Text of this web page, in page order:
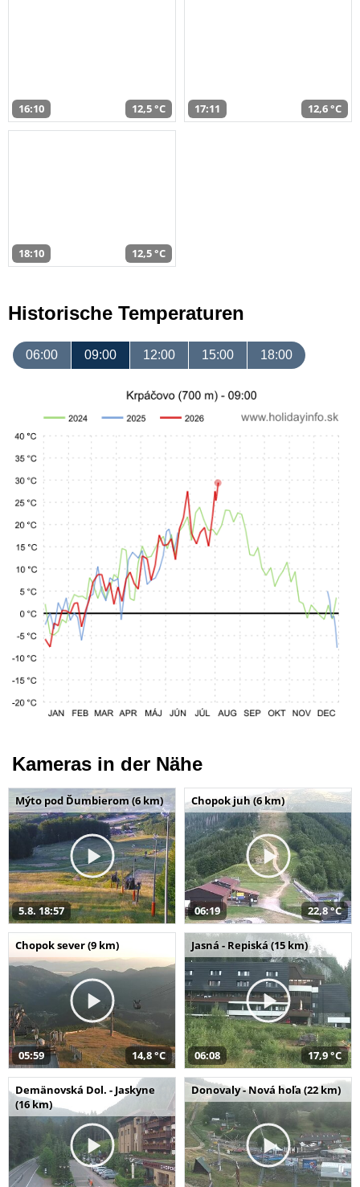
16:10 12,5 °C 17:11 12,6 °C
18:10 12,5 °C
Historische Temperaturen
06:00 09:00 12:00 15:00 18:00
Kameras in der Nähe
Mýto pod Ďumbierom (6 km)
5.8. 18:57
Chopok juh (6 km)
06:19 22,8 °C
Chopok sever (9 km)
05:59 14,8 °C
Jasná - Repiská (15 km)
06:08 17,9 °C
Demänovská Dol. - Jaskyne
(16 km)
Donovaly - Nová hoľa (22 km)